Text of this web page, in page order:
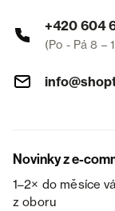
+420 604
(Po - Pá 8 –
Novinky z e-
1–2× do měsíce
z oboru